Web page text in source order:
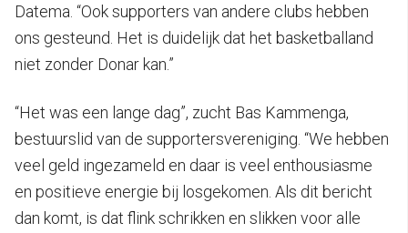
Datema. “Ook supporters van andere clubs hebben
ons gesteund. Het is duidelijk dat het basketballand
niet zonder Donar kan.”
“Het was een lange dag”, zucht Bas Kammenga,
bestuurslid van de supportersvereniging. “We hebben
veel geld ingezameld en daar is veel enthousiasme
en positieve energie bij losgekomen. Als dit bericht
dan komt, is dat flink schrikken en slikken voor alle